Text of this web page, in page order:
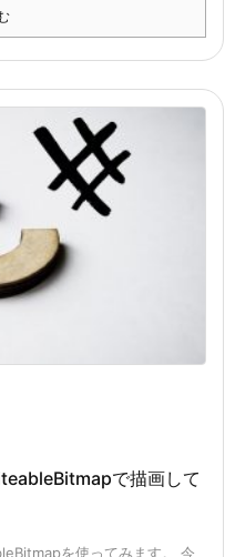
で描画して
を使ってみます。 今